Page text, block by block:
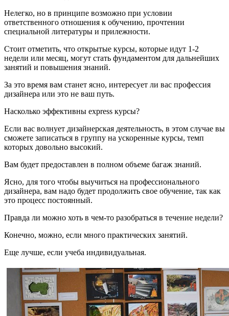
Нелегко, но в принципе возможно при условии
ответственного отношения к обучению, прочтении
специальной литературы и прилежности.
Стоит отметить, что открытые курсы, которые идут 1-2
недели или месяц, могут стать фундаментом для дальнейших
занятий и повышения знаний.
За это время вам станет ясно, интересует ли вас профессия
дизайнера или это не ваш путь.
Насколько эффективны express курсы?
Если вас волнует дизайнерская деятельность, в этом случае вы
сможете записаться в группу на ускоренные курсы, темп
которых довольно высокий.
Вам будет предоставлен в полном объеме багаж знаний.
Ясно, для того чтобы выучиться на профессионального
дизайнера, вам надо будет продолжить свое обучение, так как
это процесс постоянный.
Правда ли можно хоть в чем-то разобраться в течение недели?
Конечно, можно, если много практических занятий.
Еще лучше, если учеба индивидуальная.